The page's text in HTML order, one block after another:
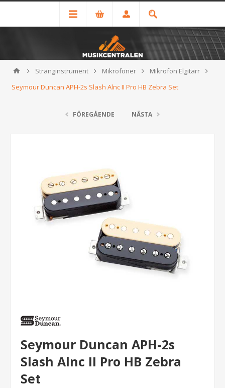
Stränginstrument Mikrofoner
Mikrofon Elgitarr
Seymour Duncan APH-2s Slash Alnc II Pro HB Zebra Set
FÖREGÅENDE NÄSTA
Seymour Duncan APH-2s
Slash Alnc II Pro HB Zebra
Set